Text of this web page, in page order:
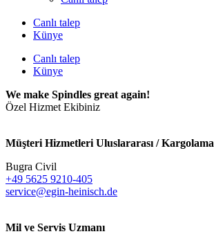
Canlı talep
Künye
Canlı talep
Künye
We make Spindles great again!
Özel Hizmet Ekibiniz
Müşteri Hizmetleri Uluslararası / Kargolama
Bugra Civil
+49 5625 9210-405
service@egin-heinisch.de
Mil ve Servis Uzmanı